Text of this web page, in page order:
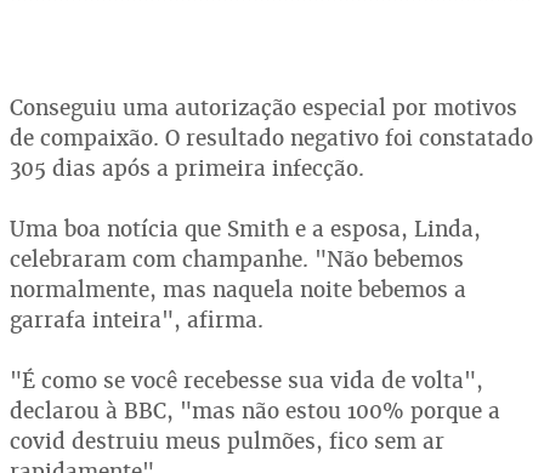
Conseguiu uma autorização especial por motivos
de compaixão. O resultado negativo foi constatado
305 dias após a primeira infecção.
Uma boa notícia que Smith e a esposa, Linda,
celebraram com champanhe. "Não bebemos
normalmente, mas naquela noite bebemos a
garrafa inteira", afirma.
"É como se você recebesse sua vida de volta",
declarou à BBC, "mas não estou 100% porque a
covid destruiu meus pulmões, fico sem ar